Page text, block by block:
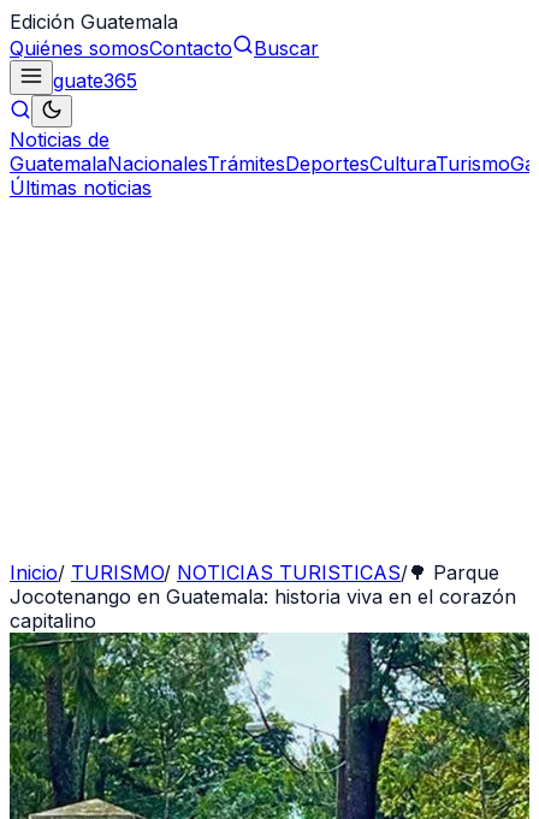
Edición Guatemala
Quiénes somosContacto
Buscar
guate365
Noticias de
GuatemalaNacionalesTrámitesDeportesCulturaTurismo
Últimas noticias
Inicio/ TURISMO/ NOTICIAS TURISTICAS/🌳 Parque
Jocotenango en Guatemala: historia viva en el corazón
capitalino